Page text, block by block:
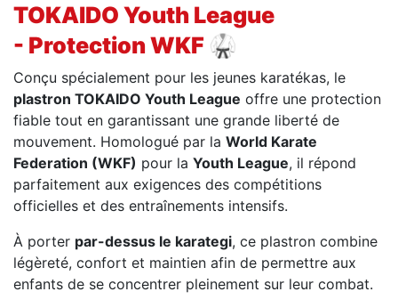
TOKAIDO Youth League
- Protection WKF 🥋
Conçu spécialement pour les jeunes karatékas, le
plastron TOKAIDO Youth League offre une protection
fiable tout en garantissant une grande liberté de
mouvement. Homologué par la World Karate
Federation (WKF) pour la Youth League, il répond
parfaitement aux exigences des compétitions
officielles et des entraînements intensifs.
À porter par-dessus le karategi, ce plastron combine
légèreté, confort et maintien afin de permettre aux
enfants de se concentrer pleinement sur leur combat.